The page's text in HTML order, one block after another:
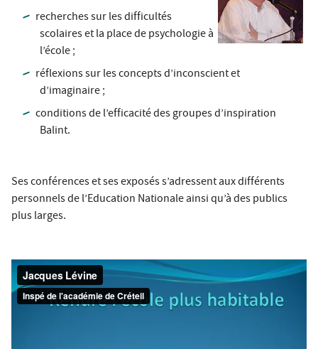
recherches sur les difficultés
scolaires et la place de psychologie à
l’école ;
réflexions sur les concepts d’inconscient et
d’imaginaire ;
conditions de l’efficacité des groupes d’inspiration
Balint.
Ses conférences et ses exposés s’adressent aux différents
personnels de l’Education Nationale ainsi qu’à des publics
plus larges.